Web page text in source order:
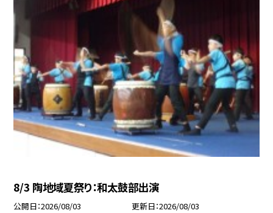
8/3 陶地域夏祭り：和太鼓部出演
公開日 2026/08/03 更新日 2026/08/03